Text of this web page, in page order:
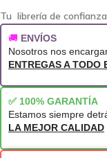
Tu librería de
🚚 ENVÍOS
Nosotros nos
ENTREGAS A TODO
✅ 100% GARANTÍA
Estamos siempre
LA MEJOR CALIDAD